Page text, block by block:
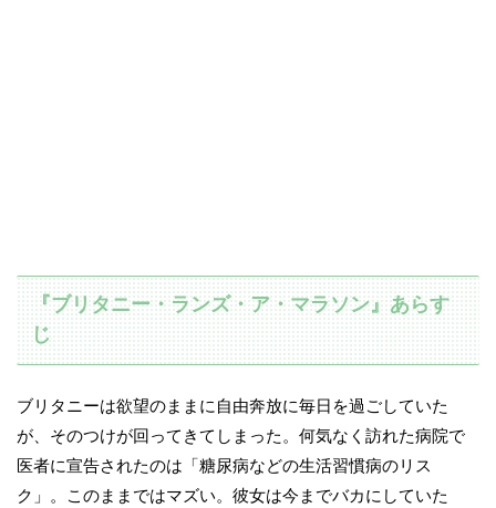
『ブリタニー・ランズ・ア・マラソン』あらす
じ
ブリタニーは欲望のままに自由奔放に毎日を過ごしていた
が、そのつけが回ってきてしまった。何気なく訪れた病院で
医者に宣告されたのは「糖尿病などの生活習慣病のリス
ク」。このままではマズい。彼女は今までバカにしていた